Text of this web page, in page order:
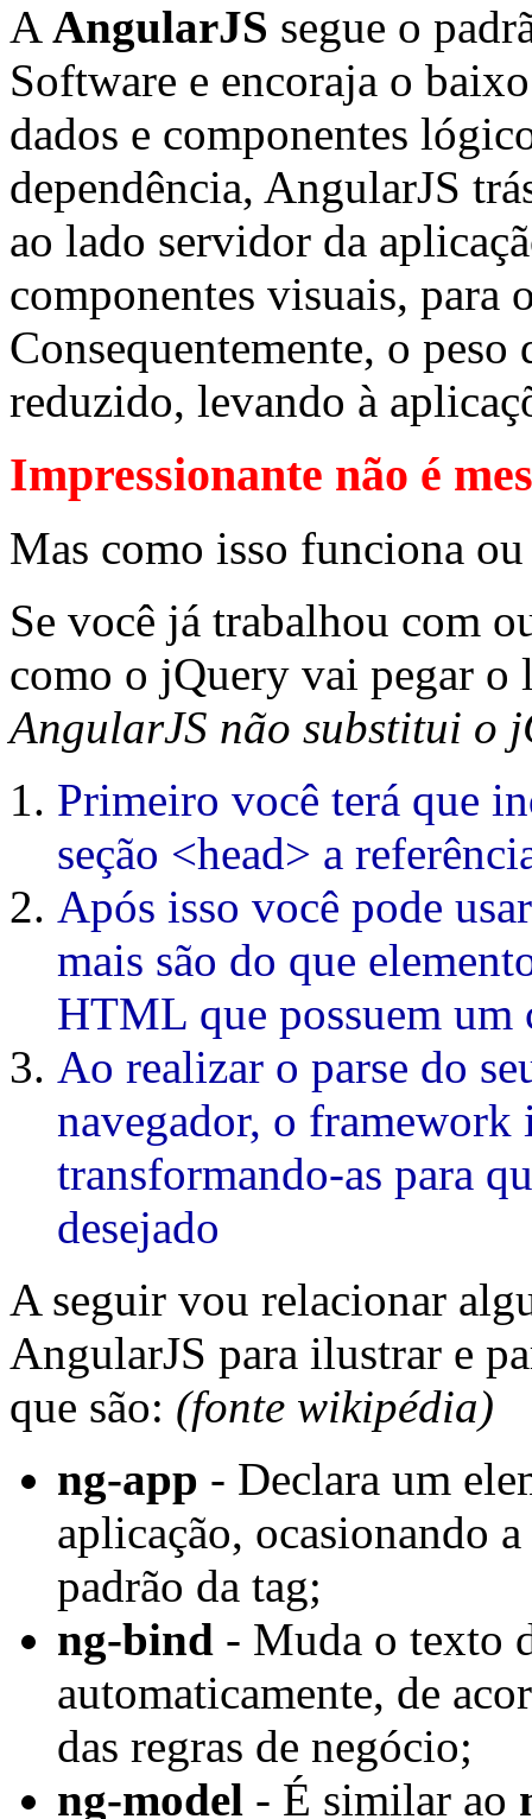
A AngularJS segue o
Software e encoraja o
dados e componentes
dependência, AngularJS
ao lado servidor da
componentes visuais, para
Consequentemente, o
reduzido, levando à
Impressionante não é
Mas como isso funciona
Se você já trabalhou com
como o jQuery vai pegar
AngularJS não substitui o
Primeiro você terá que
seção <head> a
Após isso você pode
mais são do que
HTML que possuem um
Ao realizar o parse do
navegador, o
transformando-as para
desejado
A seguir vou relacionar
AngularJS para ilustrar e
que são: (fonte wikipédia)
ng-app - Declara um
aplicação, ocasionando
padrão da tag;
ng-bind - Muda o texto
automaticamente, de
das regras de negócio;
ng-model - É similar ao